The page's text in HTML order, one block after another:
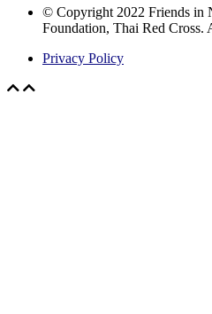
© Copyright 2022 Friends in
Foundation, Thai Red Cross.
Privacy Policy